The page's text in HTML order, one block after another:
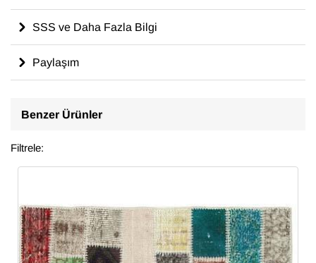
SSS ve Daha Fazla Bilgi
Paylaşım
Benzer Ürünler
Filtrele: